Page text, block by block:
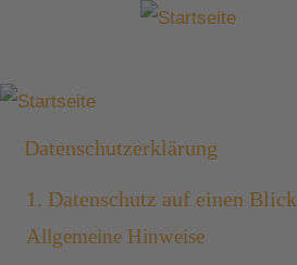
Datenschutzerklärung
1. Datenschutz auf einen Blick
Allgemeine Hinweise